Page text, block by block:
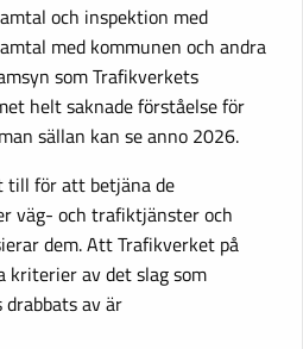
och inspektion med
med kommunen och andra
som Trafikverkets
helt saknade förståelse för
sällan kan se anno 2026.
till för att betjäna de
väg- och trafiktjänster och
dem. Att Trafikverket på
kriterier av det slag som
drabbats av är